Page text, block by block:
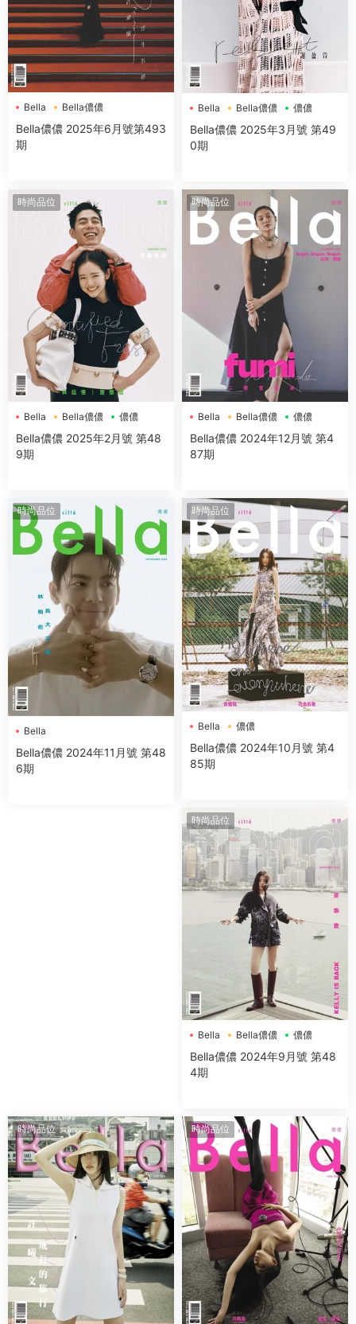
Bella Bella儂儂
Bella儂儂 2025年6月號第493
期
Bella Bella儂儂 儂儂
Bella儂儂 2025年3月號 第49
0期
時尚品位
Bella Bella儂儂 儂儂
Bella儂儂 2025年2月號 第48
9期
時尚品位
Bella Bella儂儂 儂儂
Bella儂儂 2024年12月號 第4
87期
時尚品位
Bella
Bella儂儂 2024年11月號 第48
6期
時尚品位
Bella 儂儂
Bella儂儂 2024年10月號 第4
85期
時尚品位
Bella Bella儂儂 儂儂
Bella儂儂 2024年9月號 第48
4期
時尚品位 時尚品位